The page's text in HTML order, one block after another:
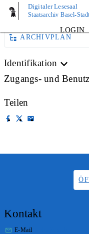
Digitaler Lesesaal
Staatsarchiv Basel-
LOGIN
AKTE
ARCHIVPLAN
Identifikation
Zugangs- und
Teilen
Kontakt
E-Mail